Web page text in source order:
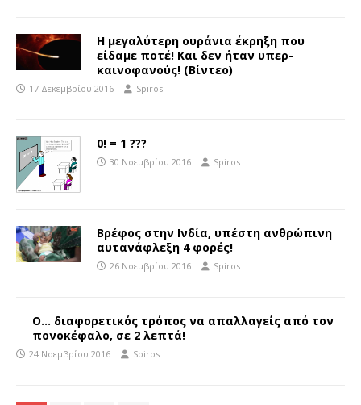
Η μεγαλύτερη ουράνια έκρηξη που
είδαμε ποτέ! Και δεν ήταν υπερ-
καινοφανούς! (Βίντεο)
17 Δεκεμβρίου 2016 Spiros
0! = 1 ???
30 Νοεμβρίου 2016 Spiros
Βρέφος στην Ινδία, υπέστη ανθρώπινη
αυτανάφλεξη 4 φορές!
26 Νοεμβρίου 2016 Spiros
Ο… διαφορετικός τρόπος να απαλλαγείς από τον
πονοκέφαλο, σε 2 λεπτά!
24 Νοεμβρίου 2016 Spiros